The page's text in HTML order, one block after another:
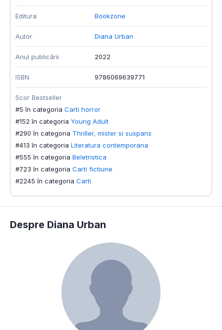
Editura Bookzone
Autor Diana Urban
Anul publicării 2022
ISBN 9786069639771
Scor Bestseller
#5 în categoria Carti horror
#152 în categoria Young Adult
#290 în categoria Thriller, mister si suspans
#413 în categoria Literatura contemporana
#555 în categoria Beletristica
#723 în categoria Carti fictiune
#2245 în categoria Carti
Despre Diana Urban